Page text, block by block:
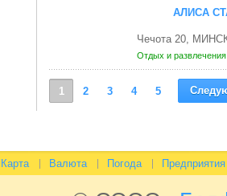
АЛИСА
Чечота 20,
Отдых и
1 2 3 4 5
Карта Валюта Погода Предприятия